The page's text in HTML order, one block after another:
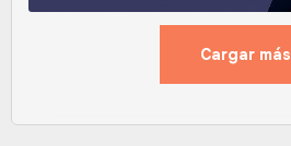
Cargar más